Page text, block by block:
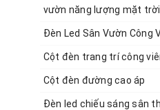
vườn năng lượng mặt trời
Đèn Led Sân Vườn Công
Cột đèn trang trí công
Cột đèn đường cao áp
Đèn led chiếu sáng sân